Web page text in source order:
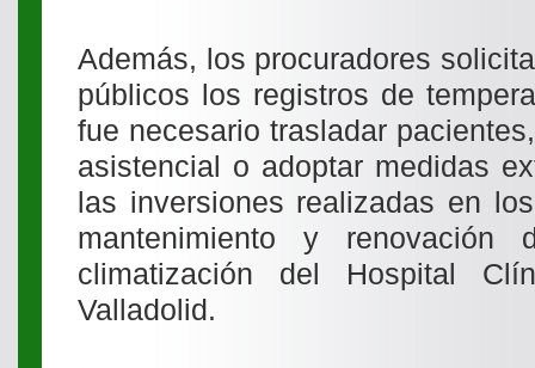
Además, los procuradores
públicos los registros de
fue necesario trasladar
asistencial o adoptar medidas
las inversiones realizadas en
mantenimiento y
climatización del Hospital
Valladolid.